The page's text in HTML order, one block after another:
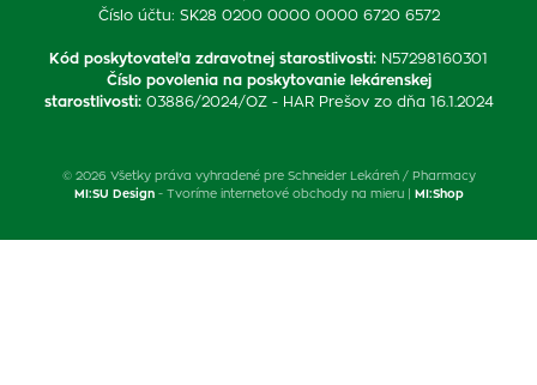
Číslo účtu: SK28 0200 0000 0000 6720 6572
Kód poskytovateľa zdravotnej starostlivosti: N57298160301
Číslo povolenia na poskytovanie lekárenskej
starostlivosti: 03886/2024/OZ - HAR Prešov zo dňa 16.1.2024
© 2026 Všetky práva vyhradené pre Schneider Lekáreň / Pharmacy
MI:SU Design- Tvoríme internetové obchody na mieru | MI:Shop